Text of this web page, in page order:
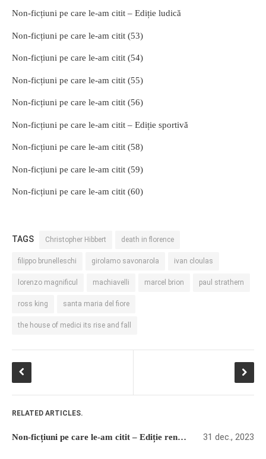
Non-ficțiuni pe care le-am citit – Ediție ludică
Non-ficțiuni pe care le-am citit (53)
Non-ficțiuni pe care le-am citit (54)
Non-ficțiuni pe care le-am citit (55)
Non-ficțiuni pe care le-am citit (56)
Non-ficțiuni pe care le-am citit – Ediție sportivă
Non-ficțiuni pe care le-am citit (58)
Non-ficțiuni pe care le-am citit (59)
Non-ficțiuni pe care le-am citit (60)
TAGS Christopher Hibbert death in florence
filippo brunelleschi girolamo savonarola ivan cloulas
lorenzo magnificul machiavelli marcel brion paul strathern
ross king santa maria del fiore
the house of medici its rise and fall
RELATED ARTICLES.
Non-ficțiuni pe care le-am citit – Ediție renascentistă 31 dec., 2023